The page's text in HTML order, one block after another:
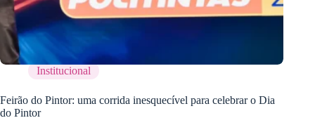
Institucional
Feirão do Pintor: uma corrida inesquecível para celebrar o Dia
do Pintor